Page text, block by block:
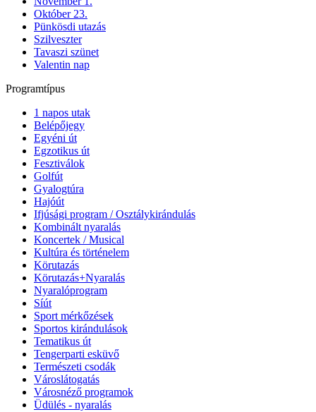
Október 23.
Pünkösdi utazás
Szilveszter
Tavaszi szünet
Valentin nap
Programtípus
1 napos utak
Belépőjegy
Egyéni út
Egzotikus út
Fesztiválok
Golfút
Gyalogtúra
Hajóút
Ifjúsági program / Osztálykirándulás
Kombinált nyaralás
Koncertek / Musical
Kultúra és történelem
Körutazás
Körutazás+Nyaralás
Nyaralóprogram
Síút
Sport mérkőzések
Sportos kirándulások
Tematikus út
Tengerparti esküvő
Természeti csodák
Városlátogatás
Városnéző programok
Üdülés - nyaralás